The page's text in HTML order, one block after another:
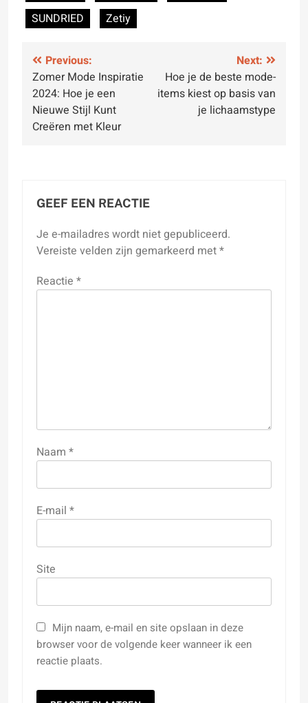
SUNDRIED
Zetiy
Bericht
navigatie
Previous:
Zomer Mode Inspiratie
2024: Hoe je een
Nieuwe Stijl Kunt
Creëren met Kleur
Next:
Hoe je de beste mode-
items kiest op basis van
je lichaamstype
GEEF EEN REACTIE
Je e-mailadres wordt niet gepubliceerd.
Vereiste velden zijn gemarkeerd met*
Reactie *
Naam *
E-mail *
Site
Mijn naam, e-mail en site opslaan in deze
browser voor de volgende keer wanneer ik een
reactie plaats.